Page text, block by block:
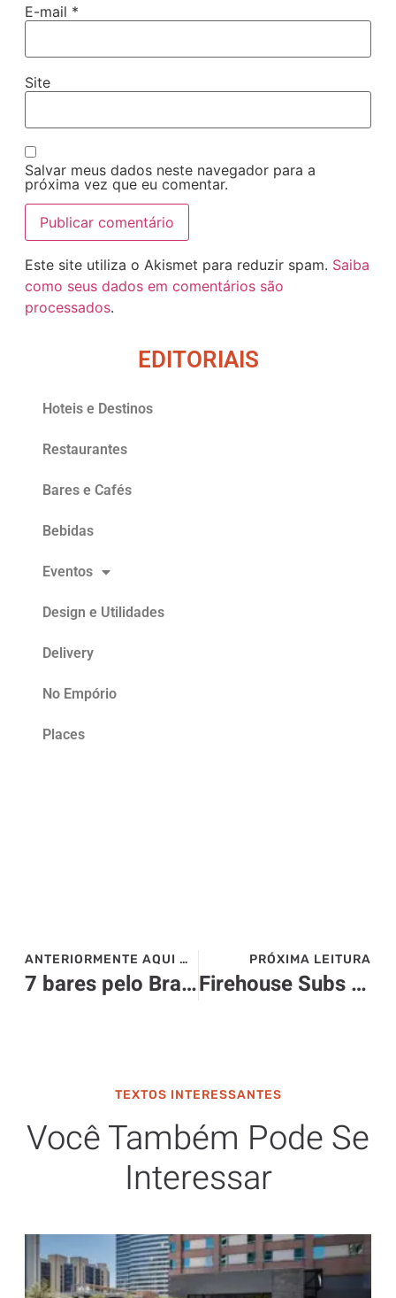
E-mail *
Site
Salvar meus dados neste navegador para a
próxima vez que eu comentar.
Este site utiliza o Akismet para reduzir spam. Saiba
como seus dados em comentários são
processados.
EDITORIAIS
Hoteis e Destinos
Restaurantes
Bares e Cafés
Bebidas
Eventos
Design e Utilidades
Delivery
No Empório
Places
ANTERIORMENTE AQUI NO SITE>>>
7 bares pelo Brasil pra tomar cerveja direto da fábrica
PRÓXIMA LEITURA
Firehouse Subs aposta em operação digital com 3S Checkout
TEXTOS INTERESSANTES
Você Também Pode Se
Interessar